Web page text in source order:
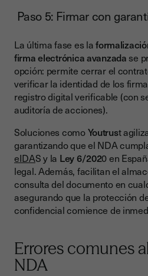
Paso 5: Firmar con
La última fase es la
firma electrónica avanzada se
opción: permite cerrar el
verificar la identidad de los
registro digital verificable (con
auditoría de acciones).
Soluciones comoYoutrust
garantizando que el NDA
eIDAS y la Ley 6/2020 en
legal. Además, facilitan el
consulta del documento en
asegurando que la protección
confidencial comience de
Errores comunes
NDA